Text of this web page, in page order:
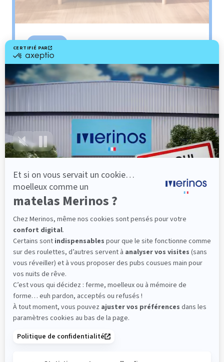
Sommier
PENCIL
Le plus : soutien morphologique
épaules, le dos et le bassin qui reposent sur ses
lattes, vous évitez les douleurs au petit matin.
Dès 501,00 €
Découvrir
-40%